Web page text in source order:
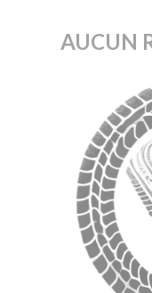
AUCUN